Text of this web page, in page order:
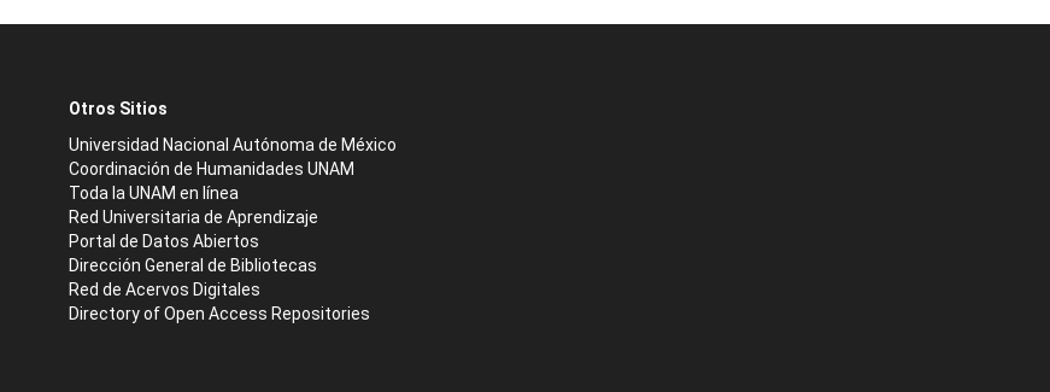
Otros Sitios
Universidad Nacional Autónoma de México
Coordinación de Humanidades UNAM
Toda la UNAM en línea
Red Universitaria de Aprendizaje
Portal de Datos Abiertos
Dirección General de Bibliotecas
Red de Acervos Digitales
Directory of Open Access Repositories